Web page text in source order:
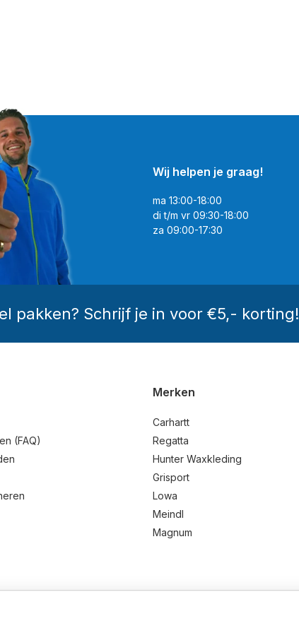
Wij helpen je graag!
ma 13:00-18:00
di t/m vr 09:30-18:00
za 09:00-17:30
pakken? Schrijf je in voor €5,- korting!
(FAQ)
Merken
Carhartt
Regatta
Hunter Waxkleding
Grisport
Lowa
Meindl
Magnum
- Theme By